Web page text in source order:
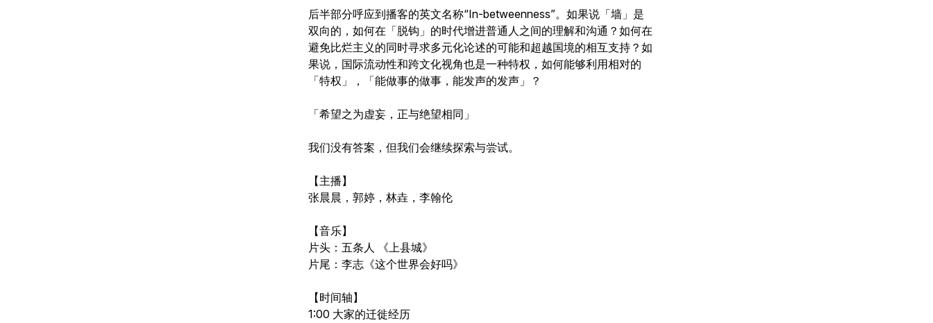
后半部分呼应到播客的英文名称“In-betweenness”。如果说「墙」是
双向的，如何在「脱钩」的时代增进普通人之间的理解和沟通？如何在
避免比烂主义的同时寻求多元化论述的可能和超越国境的相互支持？如
果说，国际流动性和跨文化视角也是一种特权，如何能够利用相对的
「特权」，「能做事的做事，能发声的发声」？
「希望之为虚妄，正与绝望相同」
我们没有答案，但我们会继续探索与尝试。
【主播】
张晨晨，郭婷，林垚，李翰伦
【音乐】
片头：五条人 《上县城》
片尾：李志《这个世界会好吗》
【时间轴】
1:00 大家的迁徙经历